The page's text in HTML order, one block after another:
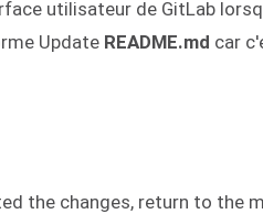
utilisateur de GitLab
Update README.md car
the changes, return to the